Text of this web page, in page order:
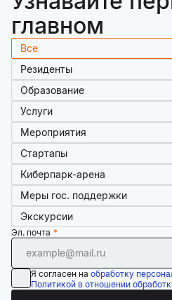
главном
Все
Резиденты
Образование
Услуги
Мероприятия
Стартапы
Киберпарк-арена
Меры гос. поддержки
Экскурсии
Эл. почта
Я согласен на обработку
Политикой в отношении